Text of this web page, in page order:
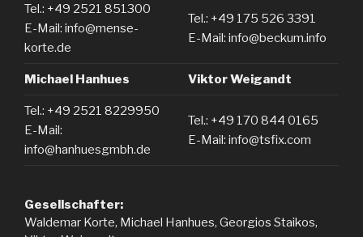
Tel.: +49 2521 851300
E-Mail: info@mense-
korte.de
Tel.: +49 175 526 3391
E-Mail: info@beckum.info
Michael Hanhues Viktor Weigandt
Tel.: +49 2521 8229950
E-Mail:
info@hanhuesgmbh.de
Tel.: +49 170 844 0165
E-Mail: info@tsfix.com
Gesellschafter:
Waldemar Korte, Michael Hanhues, Georgios Staikos,